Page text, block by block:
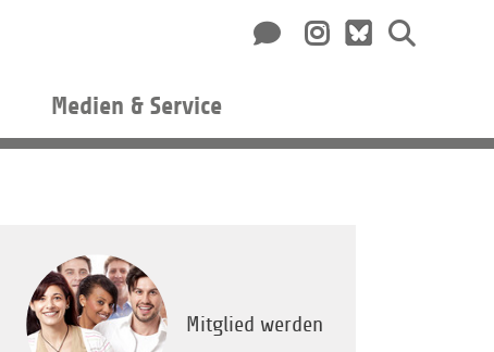
Medien & Service
Mitglied werden